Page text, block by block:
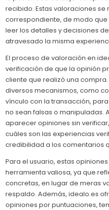
recibido. Estas valoraciones
correspondiente, de modo
leer los detalles y decisiones
atravesado la misma
El proceso de valoración en
verificación de que la opinión
cliente que realizó una
diversos mecanismos, como
vínculo con la transacción,
no sean falsas o manipuladas.
aparecer opiniones sin
cuáles son las experiencias
credibilidad a los comentarios
Para el usuario, estas
herramienta valiosa, ya que
concretas, en lugar de meras
respaldo. Además, idealo.es
opiniones por puntuaciones,